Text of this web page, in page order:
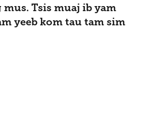
Tsis muaj ib yam
yeeb kom tau tam sim